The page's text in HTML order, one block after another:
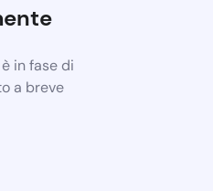
in fase di
a breve